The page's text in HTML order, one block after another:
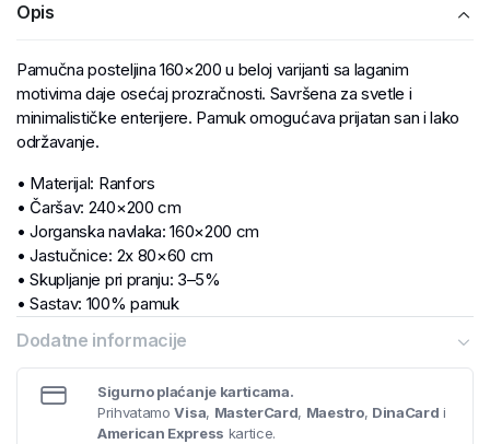
Opis
Pamučna posteljina 160×200 u beloj varijanti sa laganim
motivima daje osećaj prozračnosti. Savršena za svetle i
minimalističke enterijere. Pamuk omogućava prijatan san i lako
održavanje.
• Materijal: Ranfors
• Čaršav: 240×200 cm
• Jorganska navlaka: 160×200 cm
• Jastučnice: 2x 80×60 cm
• Skupljanje pri pranju: 3–5%
• Sastav: 100% pamuk
• Gramatura: 125 g/m²
Dodatne informacije
Sigurno plaćanje karticama.
PrihvatamoVisa, MasterCard, Maestro, DinaCard i
American Express kartice.